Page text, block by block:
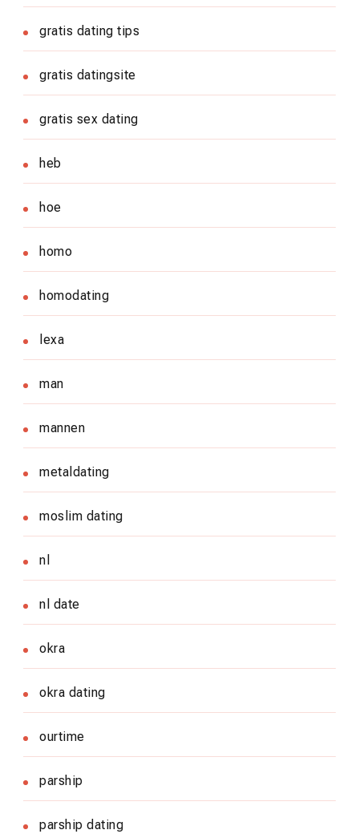
gratis dating tips
gratis datingsite
gratis sex dating
heb
hoe
homo
homodating
lexa
man
mannen
metaldating
moslim dating
nl
nl date
okra
okra dating
ourtime
parship
parship dating